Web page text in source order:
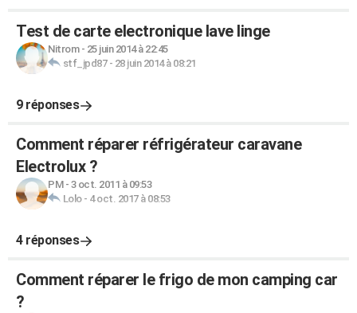
Test de carte electronique lave linge
Nitrom- 25 juin 2014 à 22:45
stf_jpd87- 28 juin 2014 à 08:21
9 réponses
Comment réparer réfrigérateur caravane
Electrolux ?
PM- 3 oct. 2011 à 09:53
Lolo- 4 oct. 2017 à 08:53
4 réponses
Comment réparer le frigo de mon camping car
?